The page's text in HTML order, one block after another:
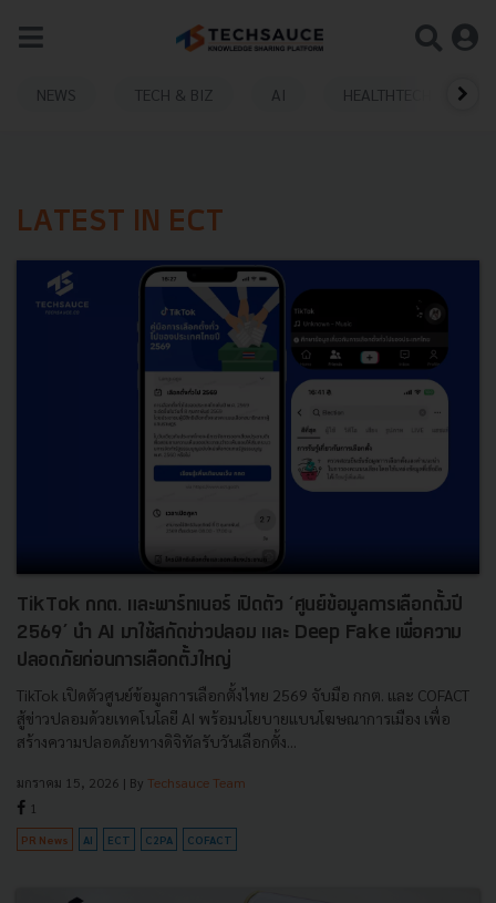
NEWS TECH & BIZ AI HEALTHTECH
LATEST IN ECT
TikTok กกต. และพาร์ทเนอร์ เปิดตัว ‘ศูนย์ข้อมูลการเลือกตั้งปี
2569’ นำ AI มาใช้สกัดข่าวปลอม และ Deep Fake เพื่อความ
ปลอดภัยก่อนการเลือกตั้งใหญ่
TikTok เปิดตัวศูนย์ข้อมูลการเลือกตั้งไทย 2569 จับมือ กกต. และ COFACT
สู้ข่าวปลอมด้วยเทคโนโลยี AI พร้อมนโยบายแบนโฆษณาการเมือง เพื่อ
สร้างความปลอดภัยทางดิจิทัลรับวันเลือกตั้ง...
มกราคม 15, 2026 | By Techsauce Team
1
PR News AI ECT C2PA COFACT